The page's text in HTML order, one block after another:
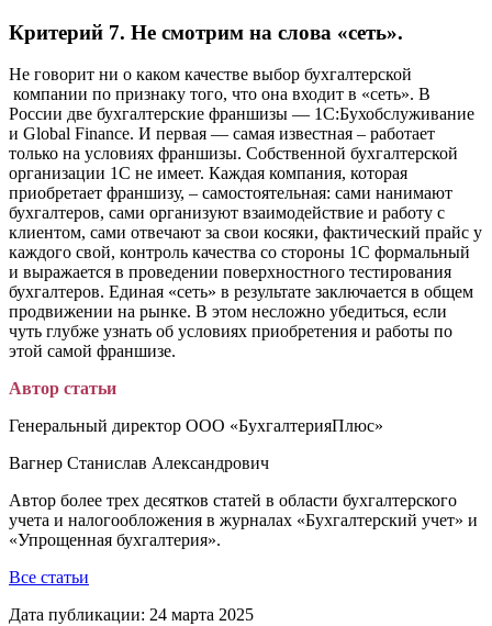
Критерий 7. Не смотрим на слова «сеть».
Не говорит ни о каком качестве выбор бухгалтерской
компании по признаку того, что она входит в «сеть». В
России две бухгалтерские франшизы — 1С:Бухобслуживание
и Global Finance. И первая — самая известная – работает
только на условиях франшизы. Собственной бухгалтерской
организации 1С не имеет. Каждая компания, которая
приобретает франшизу, – самостоятельная: сами нанимают
бухгалтеров, сами организуют взаимодействие и работу с
клиентом, сами отвечают за свои косяки, фактический прайс у
каждого свой, контроль качества со стороны 1С формальный
и выражается в проведении поверхностного тестирования
бухгалтеров. Единая «сеть» в результате заключается в общем
продвижении на рынке. В этом несложно убедиться, если
чуть глубже узнать об условиях приобретения и работы по
этой самой франшизе.
Автор статьи
Генеральный директор ООО «БухгалтерияПлюс»
Вагнер Станислав Александрович
Автор более трех десятков статей в области бухгалтерского
учета и налогообложения в журналах «Бухгалтерский учет» и
«Упрощенная бухгалтерия».
Все статьи
Дата публикации: 24 марта 2025